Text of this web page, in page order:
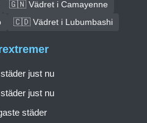
🇬🇳 Vädret i Camayenne
🇨🇩 Vädret i Lubumbashi
just nu
just nu
städer